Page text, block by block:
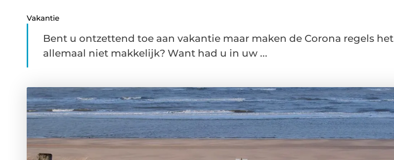
Vakantie
Bent u ontzettend toe aan vakantie maar maken de Corona regels het
allemaal niet makkelijk? Want had u in uw ...